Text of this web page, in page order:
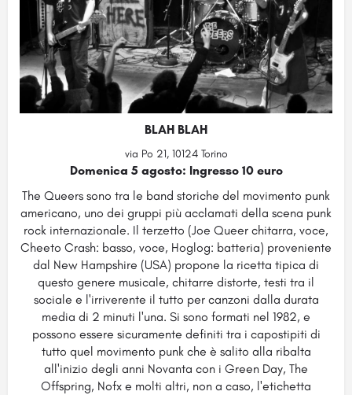
BLAH BLAH
via Po 21, 10124 Torino
Domenica 5 agosto: Ingresso 10 euro
The Queers sono tra le band storiche del movimento punk
americano, uno dei gruppi più acclamati della scena punk
rock internazionale. Il terzetto (Joe Queer chitarra, voce,
Cheeto Crash: basso, voce, Hoglog: batteria) proveniente
dal New Hampshire (USA) propone la ricetta tipica di
questo genere musicale, chitarre distorte, testi tra il
sociale e l'irriverente il tutto per canzoni dalla durata
media di 2 minuti l'una. Si sono formati nel 1982, e
possono essere sicuramente definiti tra i capostipiti di
tutto quel movimento punk che è salito alla ribalta
all'inizio degli anni Novanta con i Green Day, The
Offspring, Nofx e molti altri, non a caso, l'etichetta